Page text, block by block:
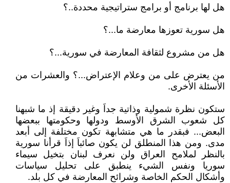
هل لها برنامج أو برامج ستراتيجية محددة..؟
هل سورية تعوزها معارضة ما...؟
هل من مشروع لثقافة المعارضة في سورية...؟
من يعترض على من وعلام الإعتراض...؟ والعشرات من
الأسئلة الأخرى.
ستكون نظرة شمولية وذاتية جداَ وغير دقيقة إذ ما شبهنا
كل شعوب الشرق الأوسط ودولها وحكومتها ببعضها
البعض... فبقدر ما هي متشابهة تكون مختلفة إلى أبعد
مدى. ومن هذا المنطلق لن يكون صائباَ إذاَ قرأنا سورية
بالنظر لملامح العراق ولن نعرف لبنان بتخيل سيماء
سوريا ونفس الشيء ينطبق على تحليل سياسات
وأشكال الحكم الخاصة وشرائح المعارضة في كل بلد.